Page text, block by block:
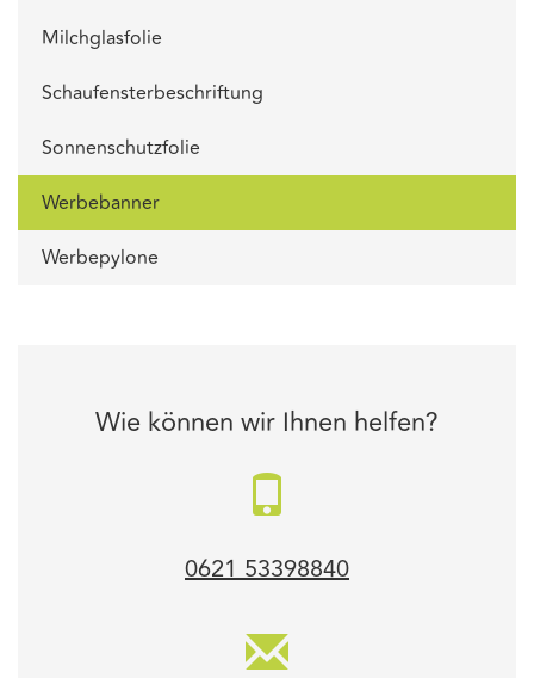
Milchglasfolie
Schaufensterbeschriftung
Sonnenschutzfolie
Werbebanner
Werbepylone
Wie können wir Ihnen helfen?
0621 53398840